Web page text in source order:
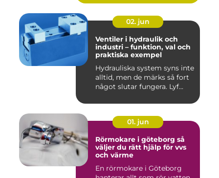
02. jun
Ventiler i hydraulik och
industri – funktion, val och
praktiska exempel
Hydrauliska system syns inte
alltid, men de märks så fort
något slutar fungera. Lyf...
01. jun
Rörmokare i göteborg så
väljer du rätt hjälp för vvs
och värme
En rörmokare i Göteborg